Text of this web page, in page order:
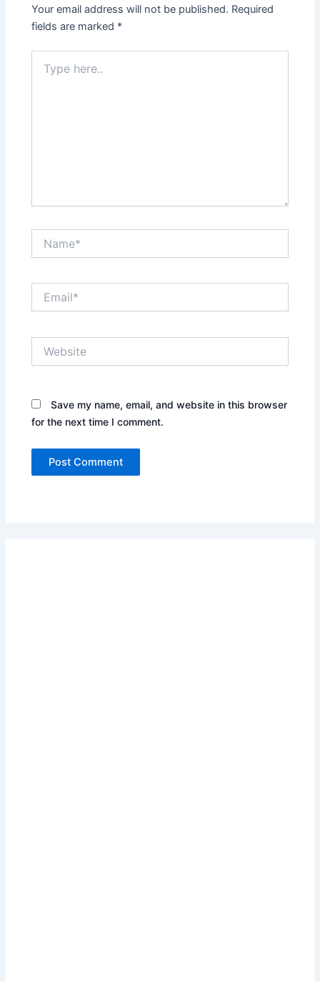
Your email address will not be published. Required
fields are marked *
here..
Save my name, email, and website in this browser
for the next time I comment.